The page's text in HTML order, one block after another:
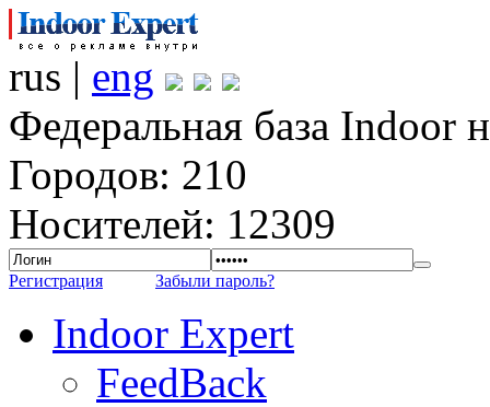
rus | eng
Федеральная база Indoor
Городов: 210
Носителей: 12309
Регистрация Забыли пароль?
Indoor Expert
FeedBack